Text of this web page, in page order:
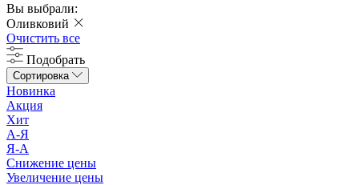
Вы выбрали:
Оливковий
Очистить все
Подобрать
Сортировка
Новинка
Акция
Хит
А-Я
Я-А
Снижение цены
Увеличение цены